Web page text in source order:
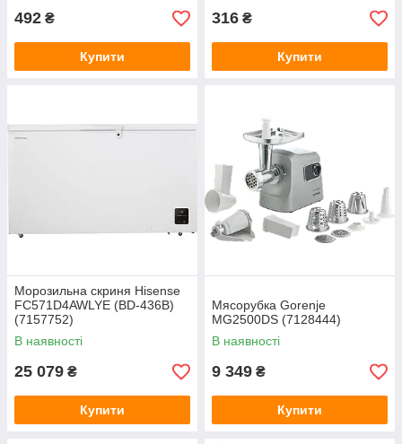
492 ₴
Купити
316 ₴
Купити
Морозильна скриня Hisense
FC571D4AWLYE (BD-436B)
(7157752)
В наявності
25 079 ₴
Купити
Мясорубка Gorenje
MG2500DS (7128444)
В наявності
9 349 ₴
Купити